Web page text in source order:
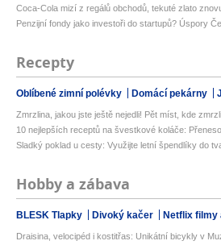
Coca-Cola mizí z regálů obchodů, tekuté zlato
Penzijní fondy jako investoři do startupů? Úspory
Recepty
Oblíbené zimní polévky Domácí pekárny
Zmrzlina, jakou jste ještě nejedli! Pět míst, kde
10 nejlepších receptů na švestkové koláče:
Sladký poklad u cesty: Využijte letní špendlíky do
Hobby a zábava
BLESK Tlapky Divoký kačer Netflix filmy
Draisina, velocipéd i kostitřas: Unikátní bicykly v